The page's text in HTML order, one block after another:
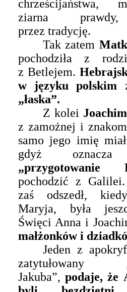
chrześcijaństwa,
ziarna prawdy,
przez tradycję.
Tak zatem
pochodziła z
z Betlejem.
w języku polskim
„łaska”.
Z kolei
z zamożnej i
samo jego imię
gdyż
„
pochodzić z
zaś odszedł,
Maryja, była
Święci Anna i
małżonkówi
Jeden z
zatytułowany
Jakuba”,podaje, że